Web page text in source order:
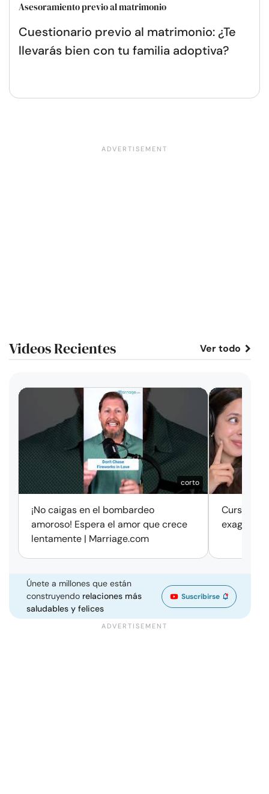
Asesoramiento previo al matrimonio
Cuestionario previo al matrimonio: ¿Te
llevarás bien con tu familia adoptiva?
Videos Recientes Ver todo
corto
¡No caigas en el bombardeo
amoroso! Espera el amor que crece
lentamente | Marriage.com
Cursos
Únete a millones que están
construyendo relaciones más
saludables y felices
Suscribirse